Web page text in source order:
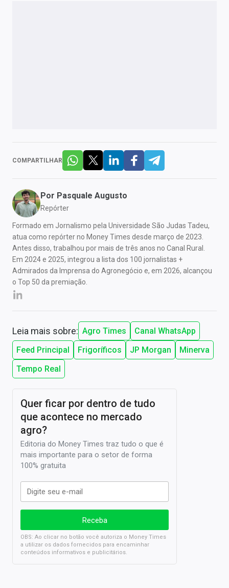
COMPARTILHAR
Por Pasquale Augusto
Repórter
Formado em Jornalismo pela Universidade São Judas Tadeu,
atua como repórter no Money Times desde março de 2023.
Antes disso, trabalhou por mais de três anos no Canal Rural.
Em 2024 e 2025, integrou a lista dos 100 jornalistas +
Admirados da Imprensa do Agronegócio e, em 2026, alcançou
o Top 50 da premiação.
Leia mais sobre: Agro Times
Canal WhatsApp
Feed Principal
Frigoríficos JP Morgan
Minerva
Tempo Real
Quer ficar por dentro de tudo
que acontece no mercado
agro?
Editoria do Money Times traz tudo o que é
mais importante para o setor de forma
100% gratuita
OBS: Ao clicar no botão você autoriza o Money Times
a utilizar os dados fornecidos para encaminhar
conteúdos informativos e publicitários.